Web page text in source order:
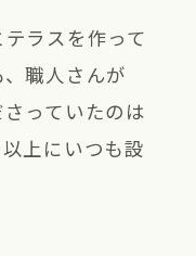
ラスを作って
職人さんが
っていたのは
上にいつも設